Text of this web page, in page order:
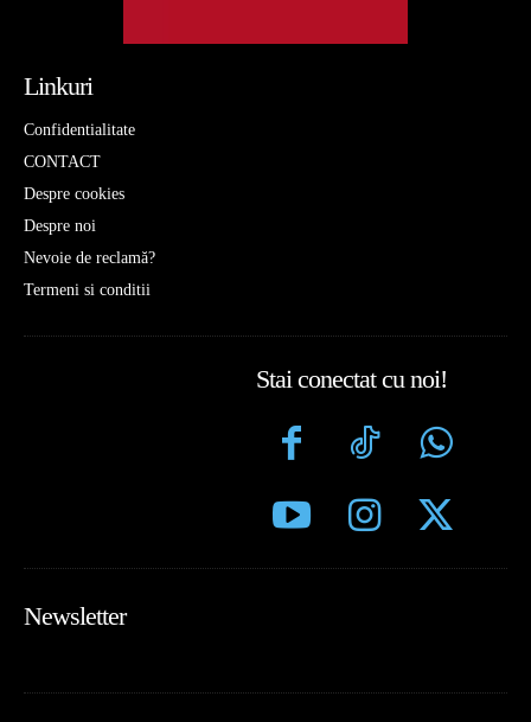
Linkuri
Confidentialitate
CONTACT
Despre cookies
Despre noi
Nevoie de reclamă?
Termeni si conditii
Stai conectat cu noi!
Newsletter